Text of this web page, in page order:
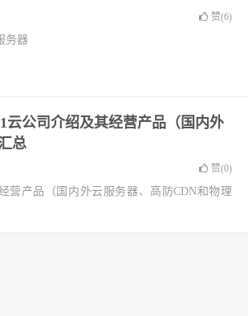
赞(6)
务器
云公司介绍及其经营产品（国内外
总
赞(0)
营产品（国内外云服务器、高防CDN和物理